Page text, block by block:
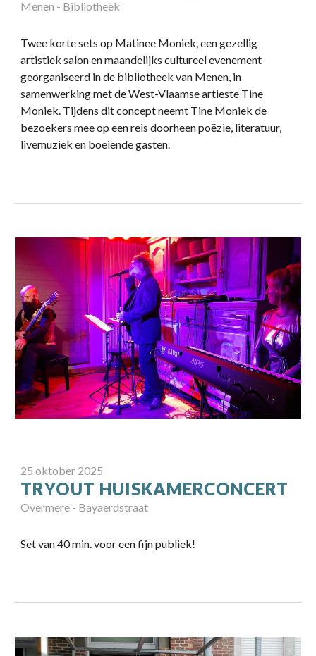
Menen - Bibliotheek
Twee korte sets op Matinee Moniek, een gezellig
artistiek salon en maandelijks cultureel evenement
georganiseerd in de bibliotheek van Menen, in
samenwerking met de West-Vlaamse artieste Tine
Moniek. Tijdens dit concept neemt Tine Moniek de
bezoekers mee op een reis doorheen poëzie, literatuur,
livemuziek en boeiende gasten.
25 oktober 2025
TRYOUT HUISKAMERCONCERT
Overmere - Bayaerdstraat
Set van40 min . voor een fijn publiek!